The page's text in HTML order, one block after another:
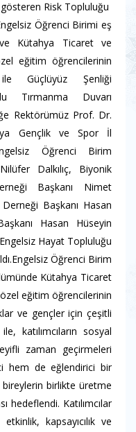
Risk Topluluğu
Öğrenci Birimi eş
Kütahya Ticaret ve
eğitim öğrencilerinin
ile Güçlüyüz Şenliği
Tırmanma Duvarı
Rektörümüz Prof. Dr.
Gençlik ve Spor İl
Öğrenci Birim
Dalkılıç, Biyonik
Başkanı Nimet
Başkanı Hasan
Hasan Hüseyin
Hayat Topluluğu
Öğrenci Birim
Kütahya Ticaret
eğitim öğrencilerinin
ve gençler için çeşitli
katılımcıların sosyal
zaman geçirmeleri
hem de eğlendirici bir
birlikte üretme
hedeflendi. Katılımcılar
kapsayıcılık ve